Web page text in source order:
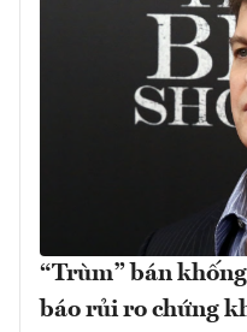
“Trùm” bán
báo rủi ro chứng